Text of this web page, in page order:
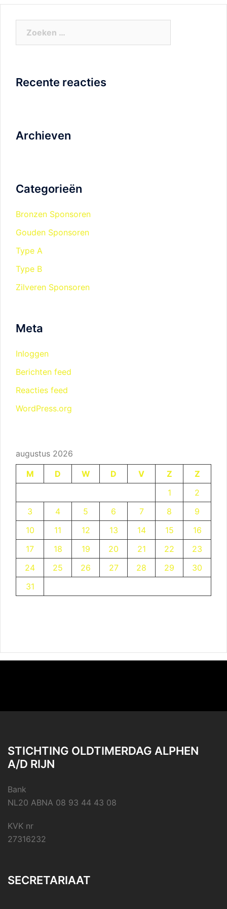
Recente reacties
Archieven
Categorieën
Bronzen Sponsoren
Gouden Sponsoren
Type A
Type B
Zilveren Sponsoren
Meta
Inloggen
Berichten feed
Reacties feed
WordPress.org
augustus 2026
M
D W D V Z
Z
1
2
3
4 5 6 7 8
9
10
11 12 13 14 15
16
17
18 19 20 21 22
23
24
25 26 27 28 29
30
31
STICHTING OLDTIMERDAG ALPHEN
A/D RIJN
Bank
NL20 ABNA 08 93 44 43 08
KVK nr
27316232
SECRETARIAAT